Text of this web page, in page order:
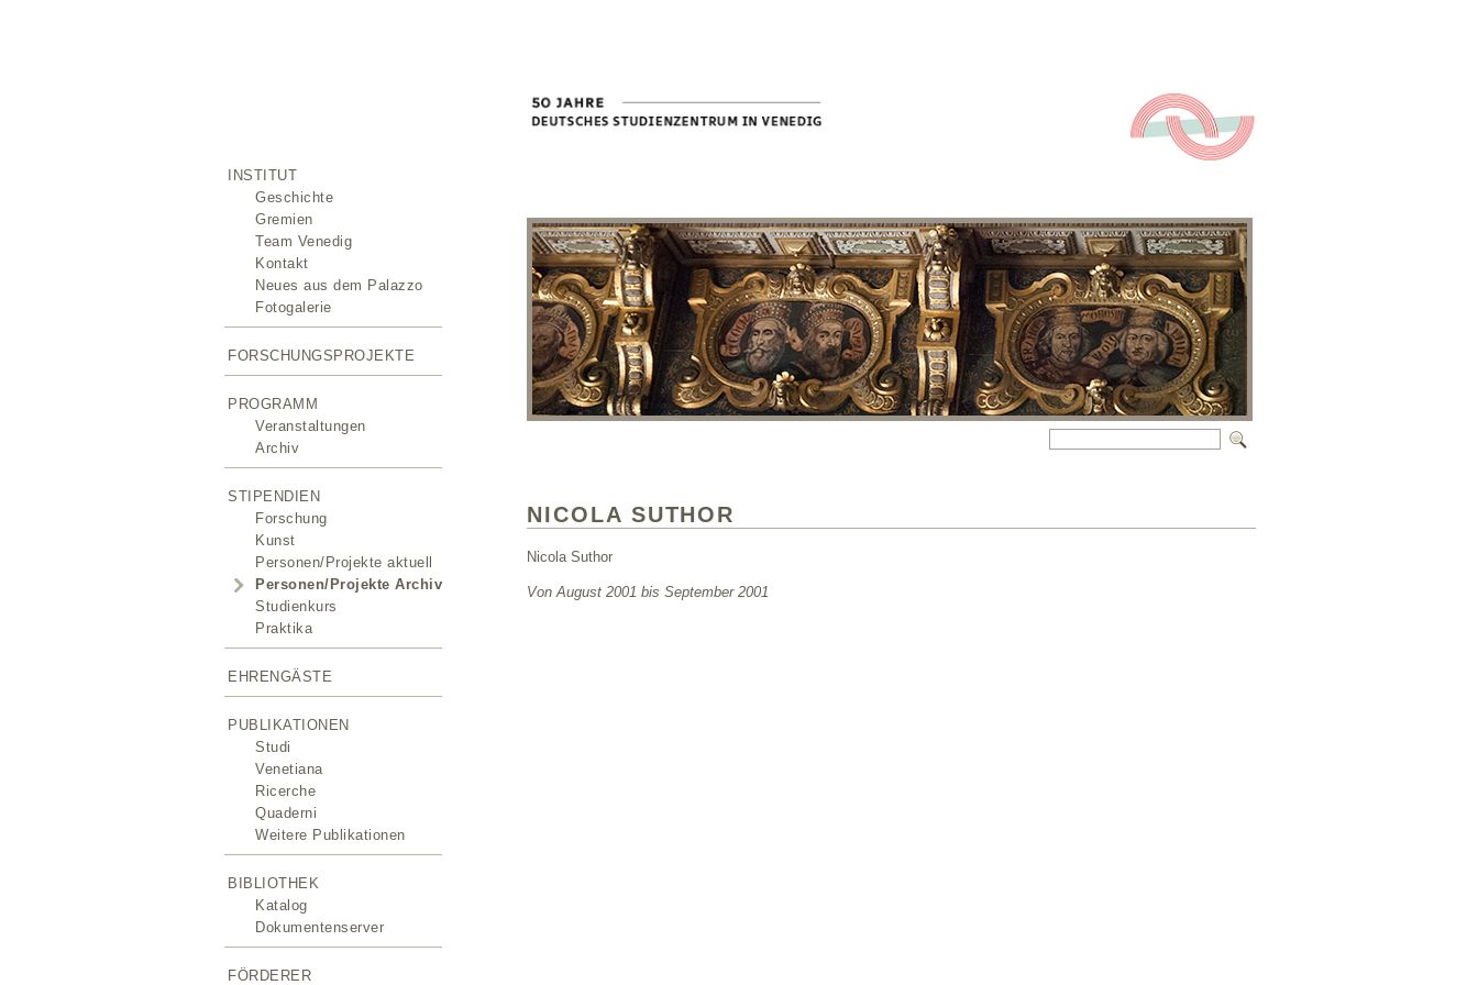
INSTITUT
Geschichte
Gremien
Team Venedig
Kontakt
Neues aus dem Palazzo
Fotogalerie
FORSCHUNGSPROJEKTE
PROGRAMM
Veranstaltungen
Archiv
STIPENDIEN
Forschung
Kunst
Personen/Projekte aktuell
Personen/Projekte Archiv
Studienkurs
Praktika
EHRENGÄSTE
PUBLIKATIONEN
Studi
Venetiana
Ricerche
Quaderni
Weitere Publikationen
BIBLIOTHEK
Katalog
Dokumentenserver
FÖRDERER
NICOLA SUTHOR
Nicola Suthor
Von August 2001 bis September 2001